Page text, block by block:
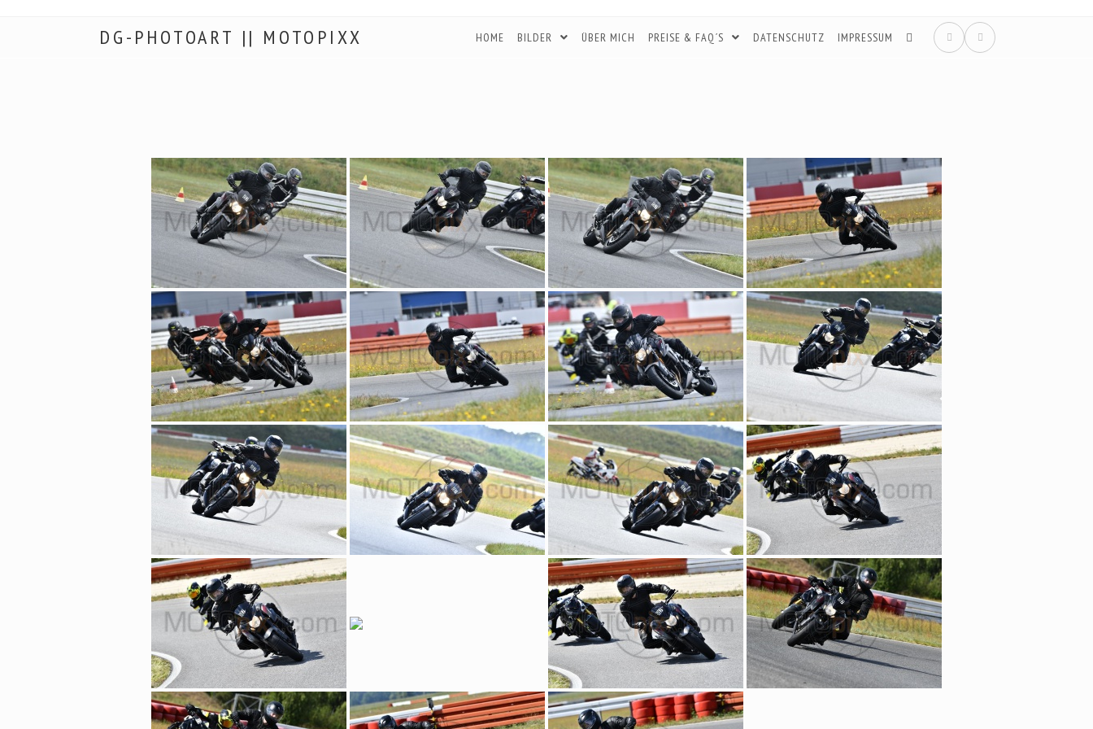
DG-PHOTOART || MOTOPIXX HOME BILDER ÜBER MICH PREISE & FAQ´S DATENSCHUTZ IMPRESSUM